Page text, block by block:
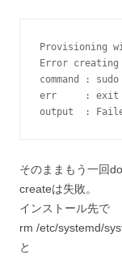
Provisioning
Error creating
command :
err     : exit
output  :
そのままもう一回
createは失敗。
インストール先で
rm /etc/systemd/
と